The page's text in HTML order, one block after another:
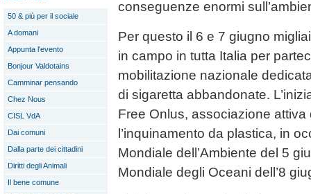
50 & più per il sociale
A domani
Appunta l'evento
Bonjour Valdotains
Camminar pensando
Chez Nous
CISL VdA
Dai comuni
Dalla parte dei cittadini
Diritti degli Animali
Il bene comune
conseguenze enormi
Per questo il 6 e 7 giugno
in campo in tutta Italia per
mobilitazione nazionale
di sigaretta abbandonate.
Free Onlus, associazione
l’inquinamento da plastica, in
Mondiale dell’Ambiente del 5
Mondiale degli Oceani dell’8